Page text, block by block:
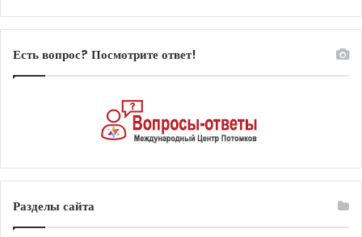
Есть вопрос? Посмотрите ответ!
Разделы сайта